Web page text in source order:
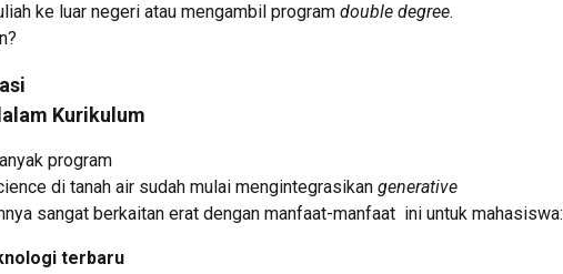
ke luar negeri atau mengambil program double degree.
Kurikulum
program
di tanah air sudah mulai mengintegrasikan generative
sangat berkaitan erat dengan manfaat-manfaat ini untuk mahasiswa:
terbaru